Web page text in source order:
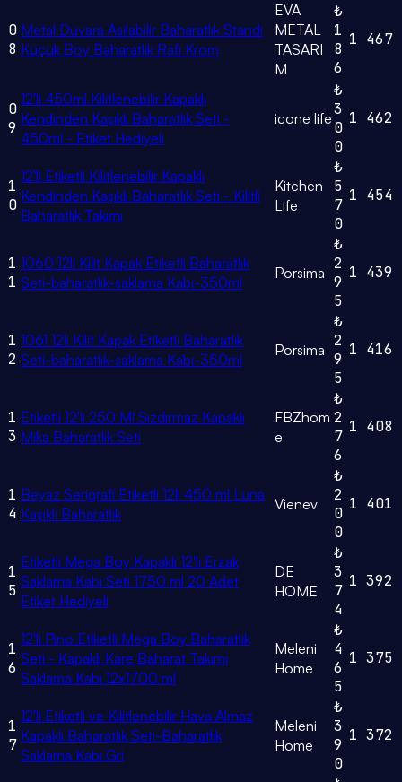
0
8
Metal Duvara Asılabilir Baharatlık Standı
Küçük Boy Baharatlık Rafı Krom
EVA
METAL
TASARI
M
₺
1
8
6
1 467
0
9
12'li 450ml Kilitlenebilir Kapaklı
Kendinden Kaşıklı Baharatlık Seti -
450ml - Etiket Hediyeli
icone life
₺
3
0
0
1 462
1
0
12'li Etiketli Kilitlenebilir Kapaklı
Kendinden Kaşıklı Baharatlık Seti - Kilitli
Baharatlık Takımı
Kitchen
Life
₺
5
7
0
1 454
1
1
1060 12li Kilit Kapak Etiketli Baharatlık
Seti-baharatlık-saklama Kabı-350ml
Porsima
₺
2
9
5
1 439
1
2
1061 12li Kilit Kapak Etiketli Baharatlık
Seti-baharatlık-saklama Kabı-350ml
Porsima
₺
2
9
5
1 416
1
3
Etiketli 12'li 250 Ml Sızdırmaz Kapaklı
Mika Baharatlık Seti
FBZhom
e
₺
2
7
6
1 408
1
4
Beyaz Serigrafi Etiketli 12li 450 ml Luna
Kaşıklı Baharatlık
Vienev
₺
2
0
0
1 401
1
5
Etiketli Mega Boy Kapaklı 12'li Erzak
Saklama Kabı Seti 1750 ml 20 Adet
Etiket Hediyeli
DE
HOME
₺
3
7
4
1 392
1
6
12'li Pino Etiketli Mega Boy Baharatlık
Seti - Kapaklı Kare Baharat Takımı
Saklama Kabı 12x1700 ml
Meleni
Home
₺
4
6
5
1 375
1
7
12'li Etiketli ve Kilitlenebilir Hava Almaz
Kapaklı Baharatlık Seti-Baharatlık
Saklama Kabı Gri
Meleni
Home
₺
3
9
0
1 372